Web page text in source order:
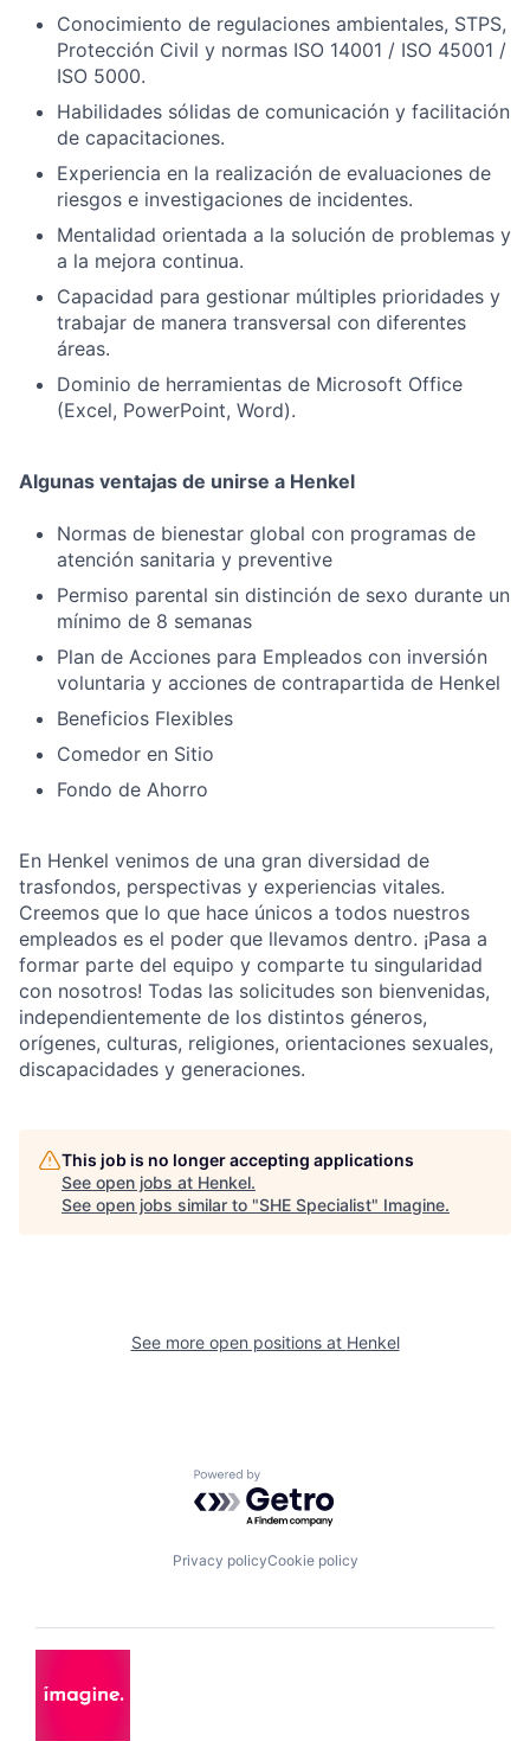
Conocimiento de regulaciones ambientales, STPS,
Protección Civil y normas ISO 14001 / ISO 45001 /
ISO 5000.
Habilidades sólidas de comunicación y facilitación
de capacitaciones.
Experiencia en la realización de evaluaciones de
riesgos e investigaciones de incidentes.
Mentalidad orientada a la solución de problemas y
a la mejora continua.
Capacidad para gestionar múltiples prioridades y
trabajar de manera transversal con diferentes
áreas.
Dominio de herramientas de Microsoft Office
(Excel, PowerPoint, Word).
Algunas ventajas de unirse a Henkel
Normas de bienestar global con programas de
atención sanitaria y preventive
Permiso parental sin distinción de sexo durante un
mínimo de 8 semanas
Plan de Acciones para Empleados con inversión
voluntaria y acciones de contrapartida de Henkel
Beneficios Flexibles
Comedor en Sitio
Fondo de Ahorro
En Henkel venimos de una gran diversidad de
trasfondos, perspectivas y experiencias vitales.
Creemos que lo que hace únicos a todos nuestros
empleados es el poder que llevamos dentro. ¡Pasa a
formar parte del equipo y comparte tu singularidad
con nosotros! Todas las solicitudes son bienvenidas,
independientemente de los distintos géneros,
orígenes, culturas, religiones, orientaciones sexuales,
discapacidades y generaciones.
This job is no longer accepting applications
See open jobs at Henkel.
See open jobs similar to "SHE Specialist" Imagine.
See more open positions at Henkel
Powered by Getro.com
Privacy policyCookie policy